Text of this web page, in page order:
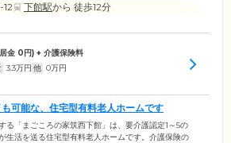
12
下館駅から 徒歩12分
金 0円) + 介護保険料
3.3万円 他 0万円
可能な、住宅型有料老人ホームです
る「まごころの家筑西下館」は、要介護認定1～5の
生活を送る住宅型有料老人ホームです。介護保険の